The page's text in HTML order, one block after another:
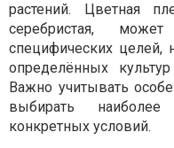
растений. Цветная
серебристая,
специфических целей,
определённых
Важно учитывать
выбирать
конкретных условий.